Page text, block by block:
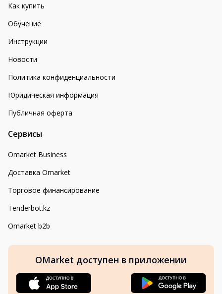
Как купить
Обучение
Инструкции
Новости
Политика конфиденциальности
Юридическая информация
Публичная оферта
Сервисы
Omarket Business
Доставка Omarket
Торговое финансирование
Tenderbot.kz
Omarket b2b
OMarket доступен в приложении